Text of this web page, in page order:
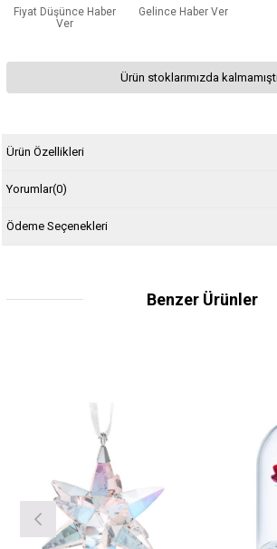
Fiyat Düşünce Haber
Ver
Gelince Haber Ver
Ürün stoklarımızda
Ürün Özellikleri
Yorumlar(0)
Ödeme Seçenekleri
Benzer Ürünler